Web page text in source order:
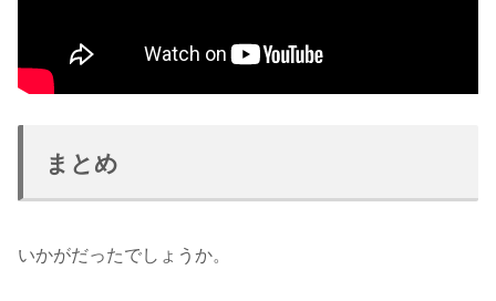
まとめ
いかがだったでしょうか。